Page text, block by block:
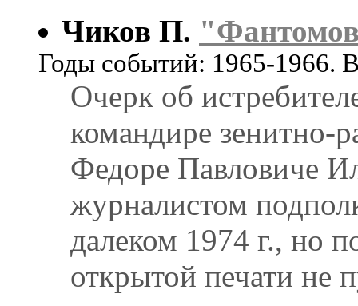
Чиков П.
Годы событий: 1965-1966.
Очерк об
командире зенитно-
Федоре Павловиче
журналистом
далеком 1974 г., но
открытой печати не